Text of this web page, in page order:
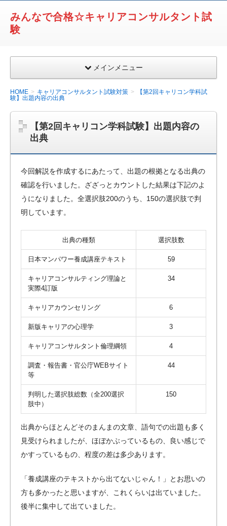
みんなで合格☆キャリアコンサルタント試
験
メインメニュー
HOME キャリアコンサルタント試験対策
【第2回キャリコン学科試
験】出題内容の出典
【第2回キャリコン学科試験】出題内容の
出典
今回解説を作成するにあたって、出題の根拠となる出典の
確認を行いました。ざざっとカウントした結果は下記のよ
うになりました。全選択肢200のうち、150の選択肢で判
明しています。
出典の種類 選択肢数
日本マンパワー養成講座テキスト 59
キャリアコンサルティング理論と
実際4訂版
34
キャリアカウンセリング 6
新版キャリアの心理学 3
キャリアコンサルタント倫理綱領 4
調査・報告書・官公庁WEBサイト
等
44
判明した選択肢総数（全200選択
肢中）
150
出典からほとんどそのまんまの文章、語句での出題も多く
見受けられましたが、ほぼかぶっているもの、良い感じで
かすっているもの、程度の差は多少あります。
「養成講座のテキストから出てないじゃん！」とお思いの
方も多かったと思いますが、これくらいは出ていました。
後半に集中して出ていました。